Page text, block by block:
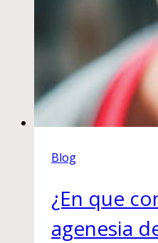
Blog
¿En que
agenesia